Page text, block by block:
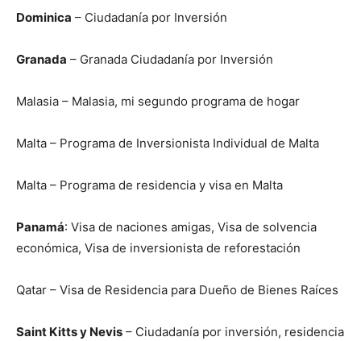
Dominica – Ciudadanía por Inversión
Granada – Granada Ciudadanía por Inversión
Malasia – Malasia, mi segundo programa de hogar
Malta – Programa de Inversionista Individual de Malta
Malta – Programa de residencia y visa en Malta
Panamá: Visa de naciones amigas, Visa de solvencia
económica, Visa de inversionista de reforestación
Qatar – Visa de Residencia para Dueño de Bienes Raíces
Saint Kitts y Nevis – Ciudadanía por inversión, residencia